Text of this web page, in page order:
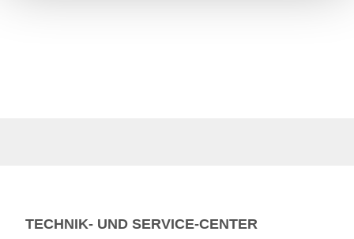
TECHNIK- UND SERVICE-CENTER